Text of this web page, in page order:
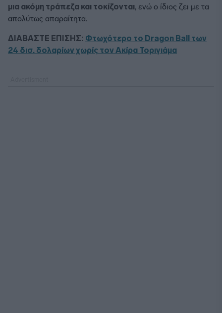
μια ακόμη τράπεζα και τοκίζονται, ενώ ο ίδιος ζει με τα
απολύτως απαραίτητα.
ΔΙΑΒΑΣΤΕ ΕΠΙΣΗΣ: Φτωχότερο το Dragon Ball των
24 δισ. δολαρίων χωρίς τον Ακίρα Τοριγιάμα